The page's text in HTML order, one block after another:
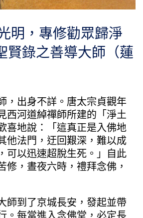
明，專修勸眾歸淨
錄之善導大師（蓮
出身不詳。唐太宗貞觀年
西河道綽禪師所建的「淨土
喜地說：「這真正是入佛地
他法門，迂回艱深，難以成
可以迅速超脫生死。」自此
修，晝夜六時，禮拜念佛，
到了京城長安，發起並帶
。每當進入念佛堂，必定長